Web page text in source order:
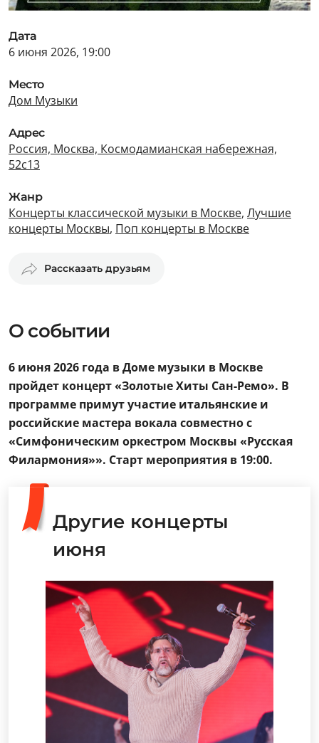
Дата
6 июня 2026, 19:00
Место
Дом Музыки
Адрес
Россия, Москва, Космодамианская набережная,
52с13
Жанр
Концерты классической музыки в Москве, Лучшие
концерты Москвы, Поп концерты в Москве
Рассказать друзьям
О событии
6 июня 2026 года в Доме музыки в Москве
пройдет концерт «Золотые Хиты Сан-Ремо». В
программе примут участие итальянские и
российские мастера вокала совместно с
«Симфоническим оркестром Москвы «Русская
Филармония»». Старт мероприятия в 19:00.
Другие концерты
июня